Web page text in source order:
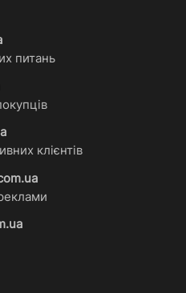
питань
клієнтів